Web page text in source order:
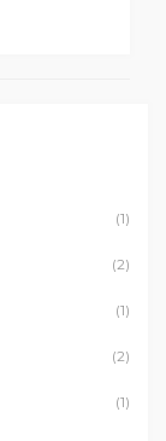
(1)
(2)
(1)
(2)
(1)